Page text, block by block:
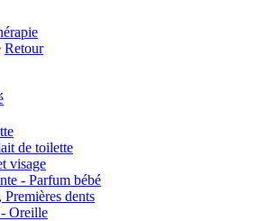
Retour
de toilette
visage
- Parfum bébé
Premières dents
Oreille